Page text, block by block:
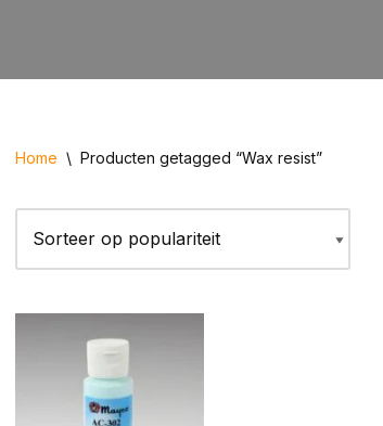
Home \ Producten getagged “Wax resist”